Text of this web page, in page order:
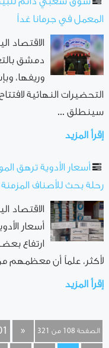
المعمل في جرمانا غداً
الاقتصاد
دمشق
وريفها،
التحضيرات النهائية
سينطلق ...
إقرأ المزيد
أسعار الأدوية ترهق
رحلة بحث للأصناف المزمنة
الاقتصاد
أسعار
ارتفاع
لأكثر، علماً أن معظمهم
إقرأ المزيد
الصفحة 108 من 321 «